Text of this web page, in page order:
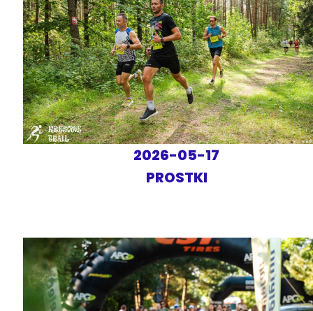
2026-05-17
PROSTKI